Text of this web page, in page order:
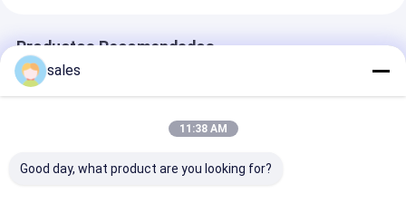
Productos Recomendados
sales
11:38 AM
Good day, what product are you looking for?